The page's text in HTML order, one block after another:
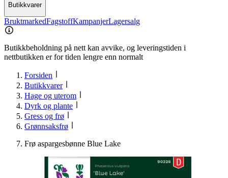
Butikkvarer
BruktmarkedFagstoffKampanjerLagersalg
Butikkbeholdning på nett kan avvike, og leveringstiden i
nettbutikken er for tiden lengre enn normalt
Forsiden
Butikkvarer
Hage og uterom
Dyrk og plante
Gress og frø
Grønnsaksfrø
Frø aspargesbønne Blue Lake